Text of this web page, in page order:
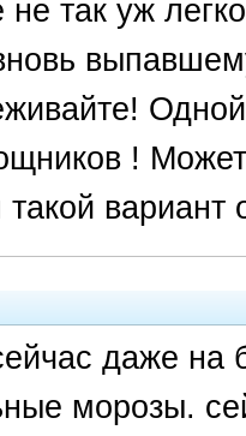
не так уж
!
такой
даже на
морозы.